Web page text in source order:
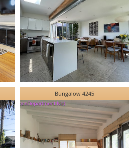
Bungalow 4245